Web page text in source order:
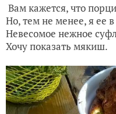
Вам кажется, что
Но, тем не менее, я ее
Невесомое нежное
Хочу показать мякиш.